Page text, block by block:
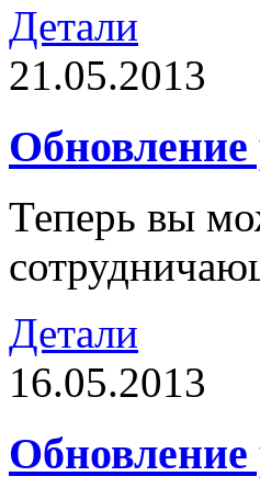
Детали
21.05.2013
Теперь вы
Детали
16.05.2013